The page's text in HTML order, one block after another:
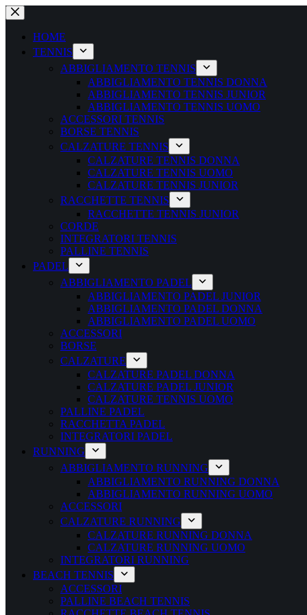
Salta
al
contenutoHOME
TENNIS
ABBIGLIAMENTO TENNIS
ABBIGLIAMENTO TENNIS DONNA
ABBIGLIAMENTO TENNIS JUNIOR
ABBIGLIAMENTO TENNIS UOMO
ACCESSORI TENNIS
BORSE TENNIS
CALZATURE TENNIS
CALZATURE TENNIS DONNA
CALZATURE TENNIS UOMO
CALZATURE TENNIS JUNIOR
RACCHETTE TENNIS
RACCHETTE TENNIS JUNIOR
CORDE
INTEGRATORI TENNIS
PALLINE TENNIS
PADEL
ABBIGLIAMENTO PADEL
ABBIGLIAMENTO PADEL JUNIOR
ABBIGLIAMENTO PADEL DONNA
ABBIGLIAMENTO PADEL UOMO
ACCESSORI
BORSE
CALZATURE
CALZATURE PADEL DONNA
CALZATURE PADEL JUNIOR
CALZATURE TENNIS UOMO
PALLINE PADEL
RACCHETTA PADEL
INTEGRATORI PADEL
RUNNING
ABBIGLIAMENTO RUNNING
ABBIGLIAMENTO RUNNING DONNA
ABBIGLIAMENTO RUNNING UOMO
ACCESSORI
CALZATURE RUNNING
CALZATURE RUNNING DONNA
CALZATURE RUNNING UOMO
INTEGRATORI RUNNING
BEACH TENNIS
ACCESSORI
PALLINE BEACH TENNIS